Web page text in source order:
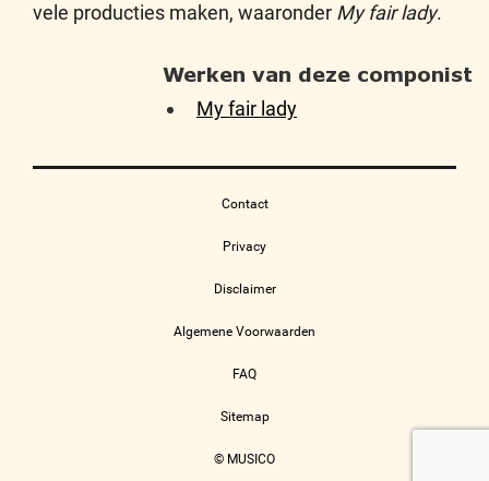
vele producties maken, waaronder My fair lady.
Werken van deze componist
My fair lady
Contact
Privacy
Disclaimer
Algemene Voorwaarden
FAQ
Sitemap
© MUSICO